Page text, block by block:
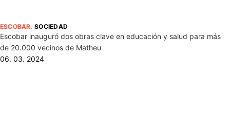
ESCOBAR.SOCIEDAD
Escobar inauguró dos obras clave en educación y salud para más
de 20.000 vecinos de Matheu
06. 03. 2024